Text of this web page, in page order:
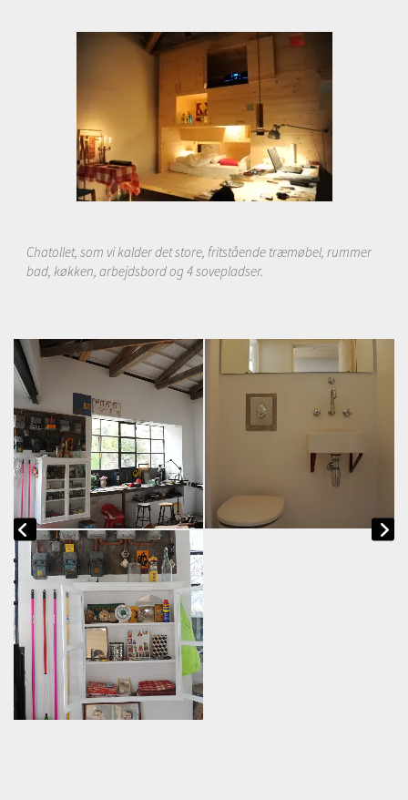
Chatollet, som vi kalder det store, fritstående træmøbel, rummer
bad, køkken, arbejdsbord og 4 sovepladser.